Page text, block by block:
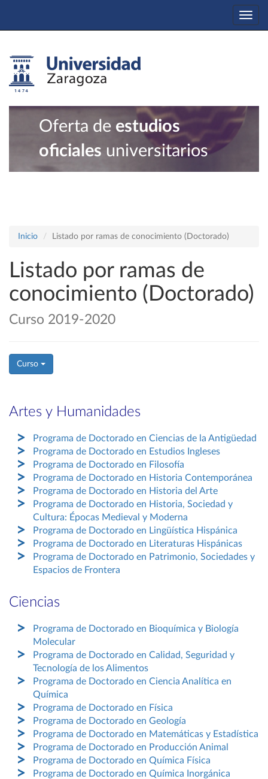
Oferta de estudios
oficiales universitarios
Inicio Listado por ramas de conocimiento (Doctorado)
Listado por ramas de
conocimiento (Doctorado)
Curso 2019-2020
Curso
Artes y Humanidades
Programa de Doctorado en Ciencias de la Antigüedad
Programa de Doctorado en Estudios Ingleses
Programa de Doctorado en Filosofía
Programa de Doctorado en Historia Contemporánea
Programa de Doctorado en Historia del Arte
Programa de Doctorado en Historia, Sociedad y
Cultura: Épocas Medieval y Moderna
Programa de Doctorado en Lingüística Hispánica
Programa de Doctorado en Literaturas Hispánicas
Programa de Doctorado en Patrimonio, Sociedades y
Espacios de Frontera
Ciencias
Programa de Doctorado en Bioquímica y Biología
Molecular
Programa de Doctorado en Calidad, Seguridad y
Tecnología de los Alimentos
Programa de Doctorado en Ciencia Analítica en
Química
Programa de Doctorado en Física
Programa de Doctorado en Geología
Programa de Doctorado en Matemáticas y Estadística
Programa de Doctorado en Producción Animal
Programa de Doctorado en Química Física
Programa de Doctorado en Química Inorgánica